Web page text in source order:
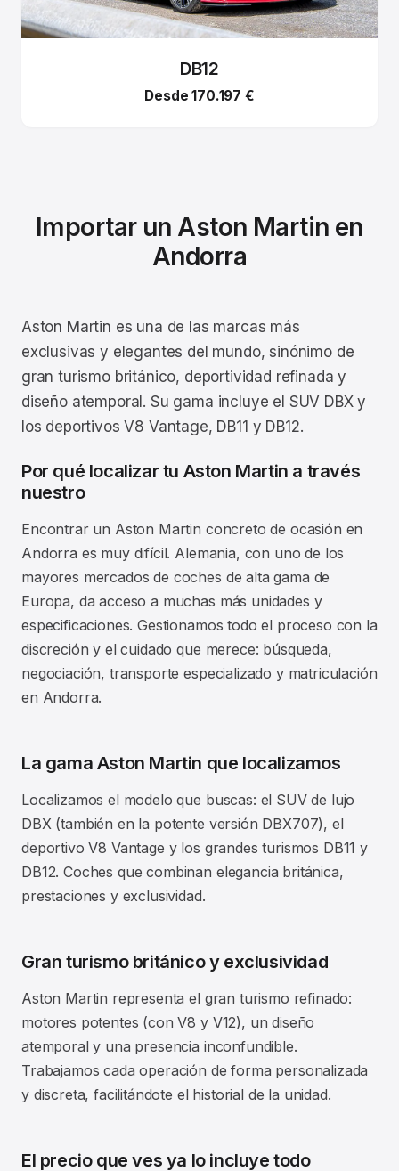
DB12
Desde 170.197 €
Importar un Aston Martin en
Andorra
Aston Martin es una de las marcas más
exclusivas y elegantes del mundo, sinónimo de
gran turismo británico, deportividad refinada y
diseño atemporal. Su gama incluye el SUV DBX y
los deportivos V8 Vantage, DB11 y DB12.
Por qué localizar tu Aston Martin a través
nuestro
Encontrar un Aston Martin concreto de ocasión en
Andorra es muy difícil. Alemania, con uno de los
mayores mercados de coches de alta gama de
Europa, da acceso a muchas más unidades y
especificaciones. Gestionamos todo el proceso con la
discreción y el cuidado que merece: búsqueda,
negociación, transporte especializado y matriculación
en Andorra.
La gama Aston Martin que localizamos
Localizamos el modelo que buscas: el SUV de lujo
DBX (también en la potente versión DBX707), el
deportivo V8 Vantage y los grandes turismos DB11 y
DB12. Coches que combinan elegancia británica,
prestaciones y exclusividad.
Gran turismo británico y exclusividad
Aston Martin representa el gran turismo refinado:
motores potentes (con V8 y V12), un diseño
atemporal y una presencia inconfundible.
Trabajamos cada operación de forma personalizada
y discreta, facilitándote el historial de la unidad.
El precio que ves ya lo incluye todo